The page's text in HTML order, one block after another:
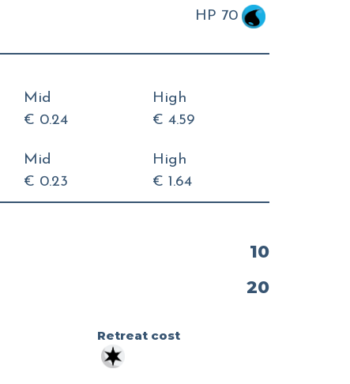
HP 70
Mid
€ 0.24
High
€ 4.59
Mid
€ 0.23
High
€ 1.64
10
20
Retreat cost